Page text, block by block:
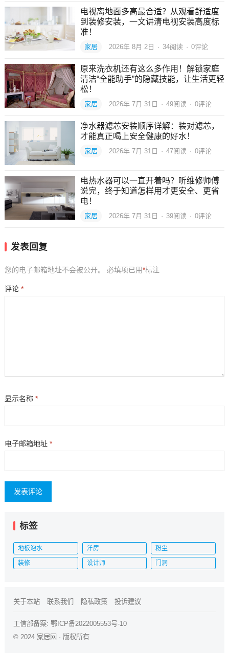
电视离地面多高最合适？从观看舒适度
到装修安装，一文讲清电视安装高度标
准！
家居 2026年 8月 2日 · 34阅读 · 0评论
原来洗衣机还有这么多作用！解锁家庭
清洁“全能助手”的隐藏技能，让生活更轻
松！
家居 2026年 7月 31日 · 49阅读 · 0评论
净水器滤芯安装顺序详解：装对滤芯，
才能真正喝上安全健康的好水！
家居 2026年 7月 31日 · 47阅读 · 0评论
电热水器可以一直开着吗？听维修师傅
说完，终于知道怎样用才更安全、更省
电！
家居 2026年 7月 31日 · 39阅读 · 0评论
发表回复
您的电子邮箱地址不会被公开。 必填项已用*标注
评论 *
显示名称 *
电子邮箱地址 *
标签
地板泡水 洋房 粉尘
装修 设计师 门洞
关于本站 联系我们 隐私政策 投诉建议
工信部备案: 鄂ICP备2022005553号-10
© 2024 家居网 · 版权所有